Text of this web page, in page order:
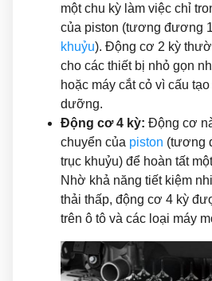
một chu kỳ làm việc chỉ
của piston (tương đương
khuỷu). Động cơ 2 kỳ
cho các thiết bị nhỏ gọn
hoặc máy cắt cỏ vì cấu
dưỡng.
Động cơ 4 kỳ: Động cơ
chuyển của piston (tương
trục khuỷu) để hoàn tất
Nhờ khả năng tiết kiệm
thải thấp, động cơ 4 kỳ
trên ô tô và các loại máy